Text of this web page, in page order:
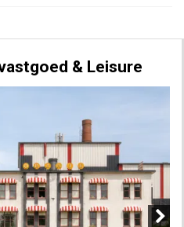
& Leisure